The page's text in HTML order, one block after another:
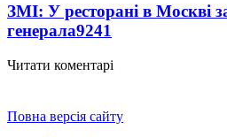
ЗМІ: У ресторані в Москві
генерала9241
Читати коментарі
Повна версія сайту